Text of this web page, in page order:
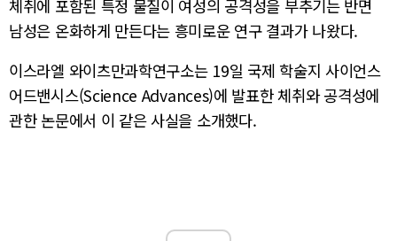
체취에 포함된 특정 물질이 여성의 공격성을 부추기는 반면
남성은 온화하게 만든다는 흥미로운 연구 결과가 나왔다.
이스라엘 와이츠만과학연구소는 19일 국제 학술지 사이언스
어드밴시스(Science Advances)에 발표한 체취와 공격성에
관한 논문에서 이 같은 사실을 소개했다.